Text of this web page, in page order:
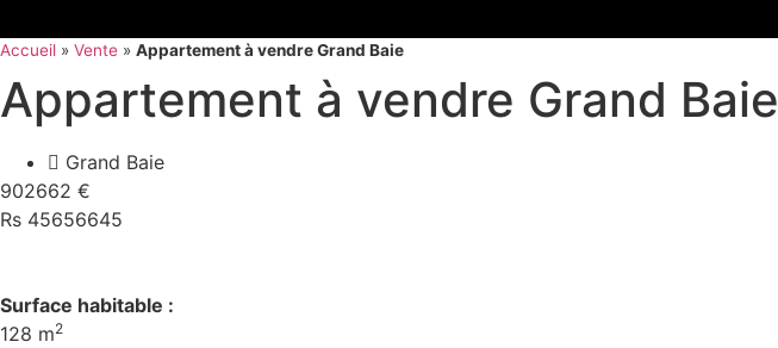
Accueil » Vente » Appartement à vendre Grand Baie
Appartement à vendre Grand Baie
Grand Baie
902662 €
Rs 45656645
Surface habitable :
128 m2